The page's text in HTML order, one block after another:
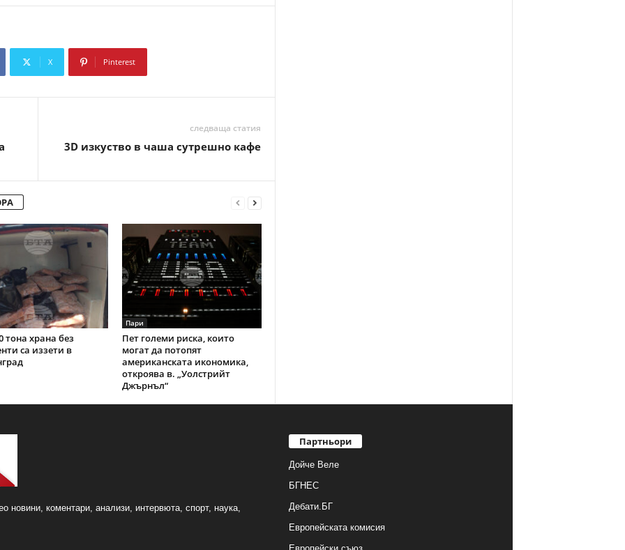
X Pinterest
следваща статия
3D изкуство в чаша сутрешно кафе
тона храна без
са иззети в
Пари
Пет големи риска, които
могат да потопят
американската икономика,
откроява в. „Уолстрийт
Джърнъл“
новини, коментари, анализи, интервюта, спорт, наука,
Партньори
Дойче Веле
БГНЕС
Дебати.БГ
Европейската комисия